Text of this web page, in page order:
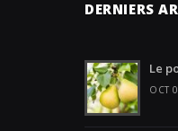
DERNIERS
Le
OCT